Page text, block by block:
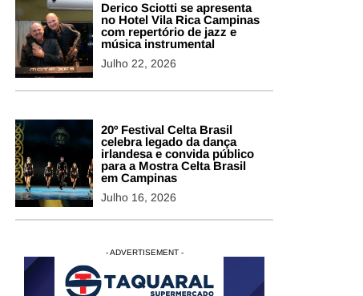
Derico Sciotti se apresenta
no Hotel Vila Rica Campinas
com repertório de jazz e
música instrumental
Julho 22, 2026
20º Festival Celta Brasil
celebra legado da dança
irlandesa e convida público
para a Mostra Celta Brasil
em Campinas
Julho 16, 2026
- ADVERTISEMENT -